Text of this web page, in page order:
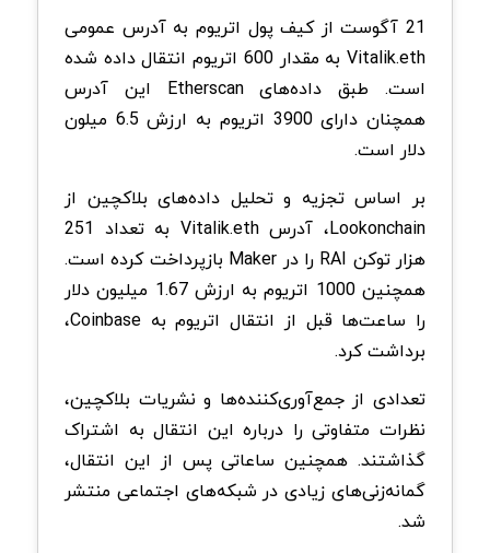
21 آگوست از کیف پول اتریوم به آدرس عمومی
Vitalik.eth به مقدار 600 اتریوم انتقال داده شده
است. طبق داده‌های Etherscan این آدرس
همچنان دارای 3900 اتریوم به ارزش 6.5 میلون
دلار است.
بر اساس تجزیه و تحلیل داده‌های بلاکچین از
Lookonchain، آدرس Vitalik.eth به تعداد 251
هزار توکن RAI را در Maker بازپرداخت کرده است.
همچنین 1000 اتریوم به ارزش 1.67 میلیون دلار
را ساعت‌ها قبل از انتقال اتریوم به Coinbase،
برداشت کرد.
تعدادی از جمع‌آوری‌کننده‌ها و نشریات بلاکچین،
نظرات متفاوتی را درباره این انتقال به اشتراک
گذاشتند. همچنین ساعاتی پس از این انتقال،
گمانه‌زنی‌های زیادی در شبکه‌های اجتماعی منتشر
شد.